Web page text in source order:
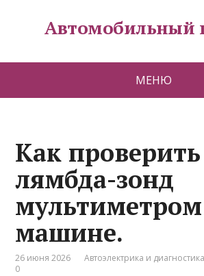
Автомобильный
МЕНЮ
Как проверить
лямбда-зонд
машине.
26 июня 2026 Автоэлектрика и диагностика
0